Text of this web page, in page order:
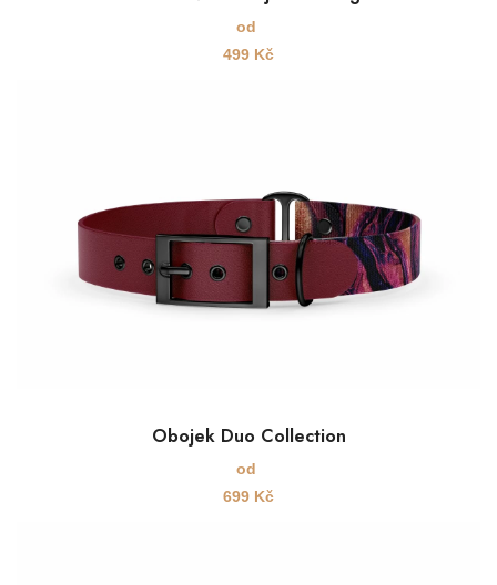
od
499 Kč
Obojek Duo Collection
od
699 Kč